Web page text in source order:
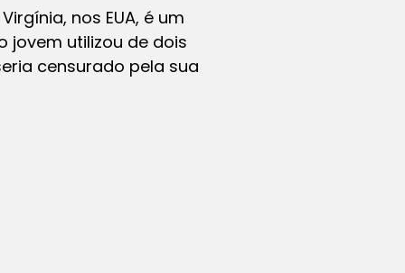
nos EUA, é um
jovem utilizou de dois
censurado pela sua